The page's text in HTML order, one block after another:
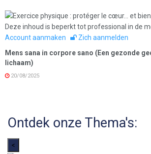
Deze inhoud is beperkt tot professional in de
Account aanmaken
Zich aanmelden
Mens sana in corpore sano (Een gezonde
lichaam)
20/08/2025
Ontdek onze Thema's:
<